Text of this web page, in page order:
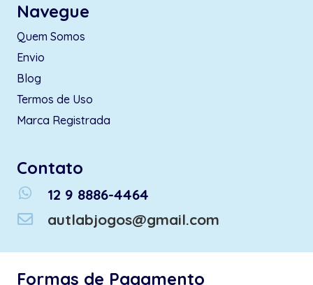
Navegue
Quem Somos
Envio
Blog
Termos de Uso
Marca Registrada
Contato
whatsapp
12 9 8886-4464
autlabjogos@gmail.com
Formas de Pagamento